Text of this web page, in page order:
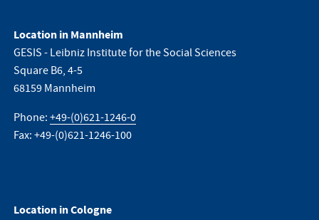
Location in Mannheim
GESIS - Leibniz Institute for the Social Sciences
Square B6, 4-5
68159 Mannheim
Phone:+49-(0)621-1246-0
Fax: +49-(0)621-1246-100
Location in Cologne